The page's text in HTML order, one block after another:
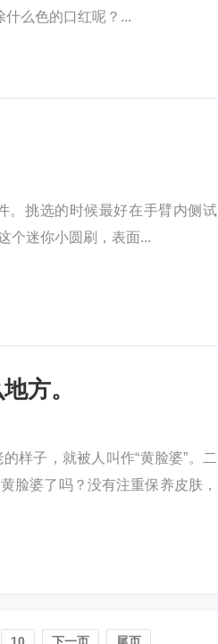
么色的口红呢？...
。挑选的时候最好在手臂内侧试
个迷你小圆刷，表面...
方。
样子，就被人叫作“黄脸婆”。二
脸婆了吗？没有注重保养皮肤，